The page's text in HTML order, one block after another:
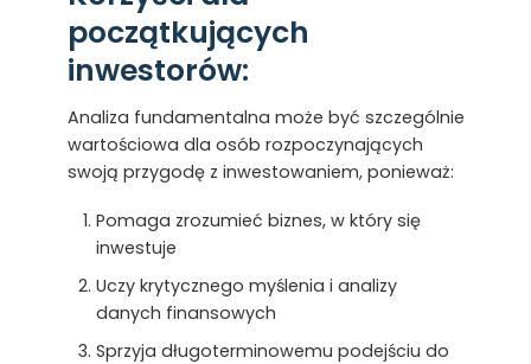
początkujących
inwestorów:
Analiza fundamentalna może być szczególnie
wartościowa dla osób rozpoczynających
swoją przygodę z inwestowaniem, ponieważ:
Pomaga zrozumieć biznes, w który się
inwestuje
Uczy krytycznego myślenia i analizy
danych finansowych
Sprzyja długoterminowemu podejściu do